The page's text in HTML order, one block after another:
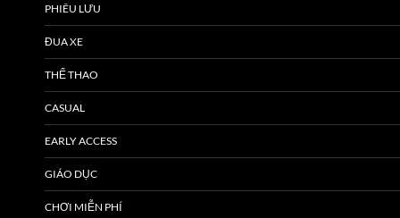
PHIÊU LƯU
ĐUA XE
THỂ THAO
CASUAL
EARLY ACCESS
GIÁO DỤC
CHƠI MIỄN PHÍ